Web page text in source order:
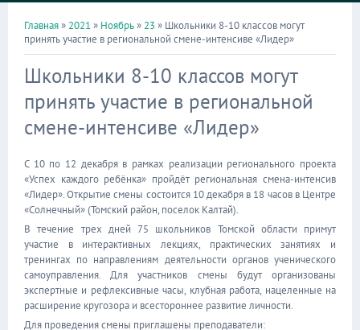
Главная» 2021 » Ноябрь» 23 » Школьники 8-10 классов могут
принять участие в региональной смене-интенсиве «Лидер»
Школьники 8-10 классов могут
принять участие в региональной
смене-интенсиве «Лидер»
С 10 по 12 декабря в рамках реализации регионального проекта
«Успех каждого ребёнка» пройдёт региональная смена-интенсив
«Лидер». Открытие смены состоится 10 декабря в 18 часов в Центре
«Солнечный» (Томский район, поселок Калтай).
В течение трех дней 75 школьников Томской области примут
участие в интерактивных лекциях, практических занятиях и
тренингах по направлениям деятельности органов ученического
самоуправления. Для участников смены будут организованы
экспертные и рефлексивные часы, клубная работа, нацеленные на
расширение кругозора и всестороннее развитие личности.
Для проведения смены приглашены преподаватели: